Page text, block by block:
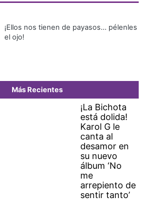
¡Ellos nos tienen de payasos… pélenles
el ojo!
Más Recientes
¡La Bichota
está dolida!
Karol G le
canta al
desamor en
su nuevo
álbum ‘No
me
arrepiento de
sentir tanto’